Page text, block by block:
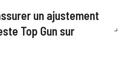
un ajustement
Top Gun sur